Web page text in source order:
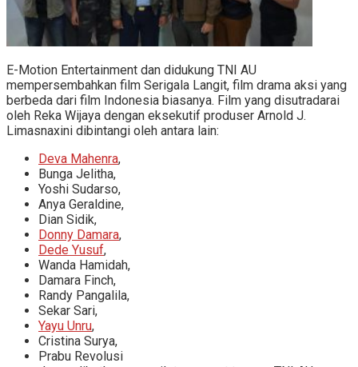
E-Motion Entertainment dan didukung TNI AU
mempersembahkan film Serigala Langit, film drama aksi yang
berbeda dari film Indonesia biasanya. Film yang disutradarai
oleh Reka Wijaya dengan eksekutif produser Arnold J.
Limasnaxini dibintangi oleh antara lain:
Deva Mahenra,
Bunga Jelitha,
Yoshi Sudarso,
Anya Geraldine,
Dian Sidik,
Donny Damara,
Dede Yusuf,
Wanda Hamidah,
Damara Finch,
Randy Pangalila,
Sekar Sari,
Yayu Unru,
Cristina Surya,
Prabu Revolusi